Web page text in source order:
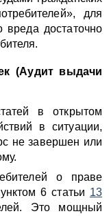
для
вреда достаточно
(Аудит выдачи
в открытом
в ситуации,
не завершен или
о праве
6 статьи 13
Это мощный